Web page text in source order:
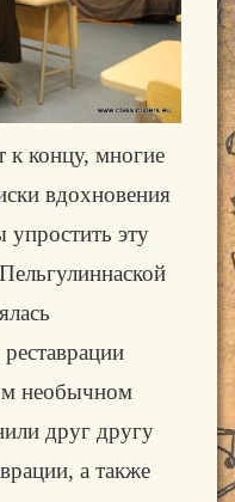
к концу, многие
вдохновения
эту
необычном
друг другу
а также